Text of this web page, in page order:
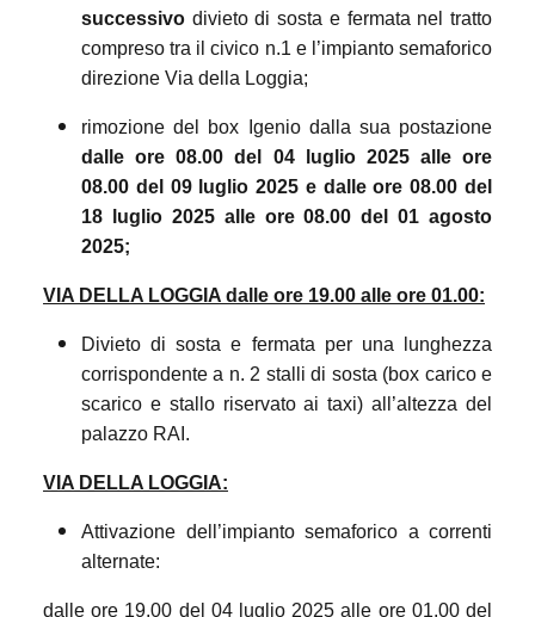
successivo divieto di sosta e fermata nel tratto
compreso tra il civico n.1 e l’impianto semaforico
direzione Via della Loggia;
rimozione del box Igenio dalla sua postazione
dalle ore 08.00 del 04 luglio 2025 alle ore
08.00 del 09 luglio 2025 e dalle ore 08.00 del
18 luglio 2025 alle ore 08.00 del 01 agosto
2025;
VIA DELLA LOGGIA dalle ore 19.00 alle ore 01.00:
Divieto di sosta e fermata per una lunghezza
corrispondente a n. 2 stalli di sosta (box carico e
scarico e stallo riservato ai taxi) all’altezza del
palazzo RAI.
VIA DELLA LOGGIA:
Attivazione dell’impianto semaforico a correnti
alternate:
dalle ore 19.00 del 04 luglio 2025 alle ore 01.00 del